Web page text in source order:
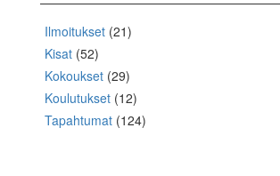
Ilmoitukset (21)
Kisat (52)
Kokoukset (29)
Koulutukset (12)
Tapahtumat (124)